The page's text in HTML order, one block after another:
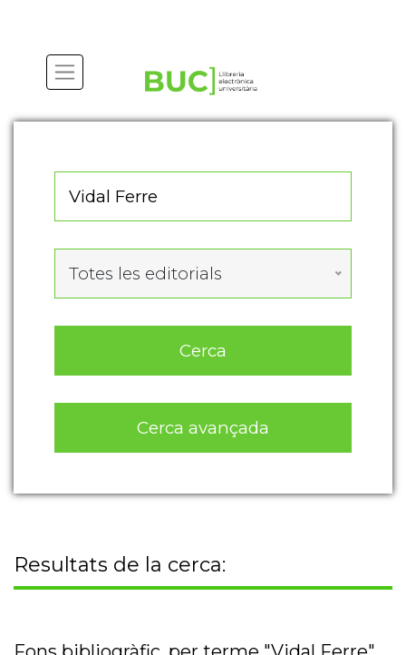
Totes les editorials
Cerca
Cerca avançada
Resultats de la cerca: